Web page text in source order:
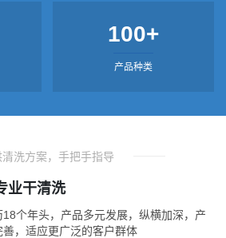
100+
产品种类
洗方案，手把手指导
业干清洗
18个年头，产品多元发展，纵横加深，产
善，适应更广泛的客户群体